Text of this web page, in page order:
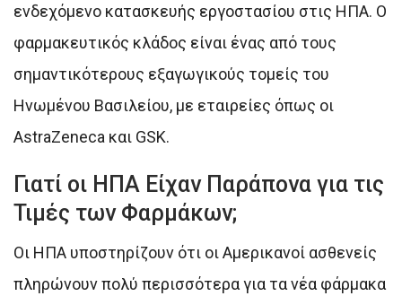
ενδεχόμενο κατασκευής εργοστασίου στις ΗΠΑ. Ο
φαρμακευτικός κλάδος είναι ένας από τους
σημαντικότερους εξαγωγικούς τομείς του
Ηνωμένου Βασιλείου, με εταιρείες όπως οι
AstraZeneca και GSK.
Γιατί οι ΗΠΑ Είχαν Παράπονα για τις
Τιμές των Φαρμάκων;
Οι ΗΠΑ υποστηρίζουν ότι οι Αμερικανοί ασθενείς
πληρώνουν πολύ περισσότερα για τα νέα φάρμακα